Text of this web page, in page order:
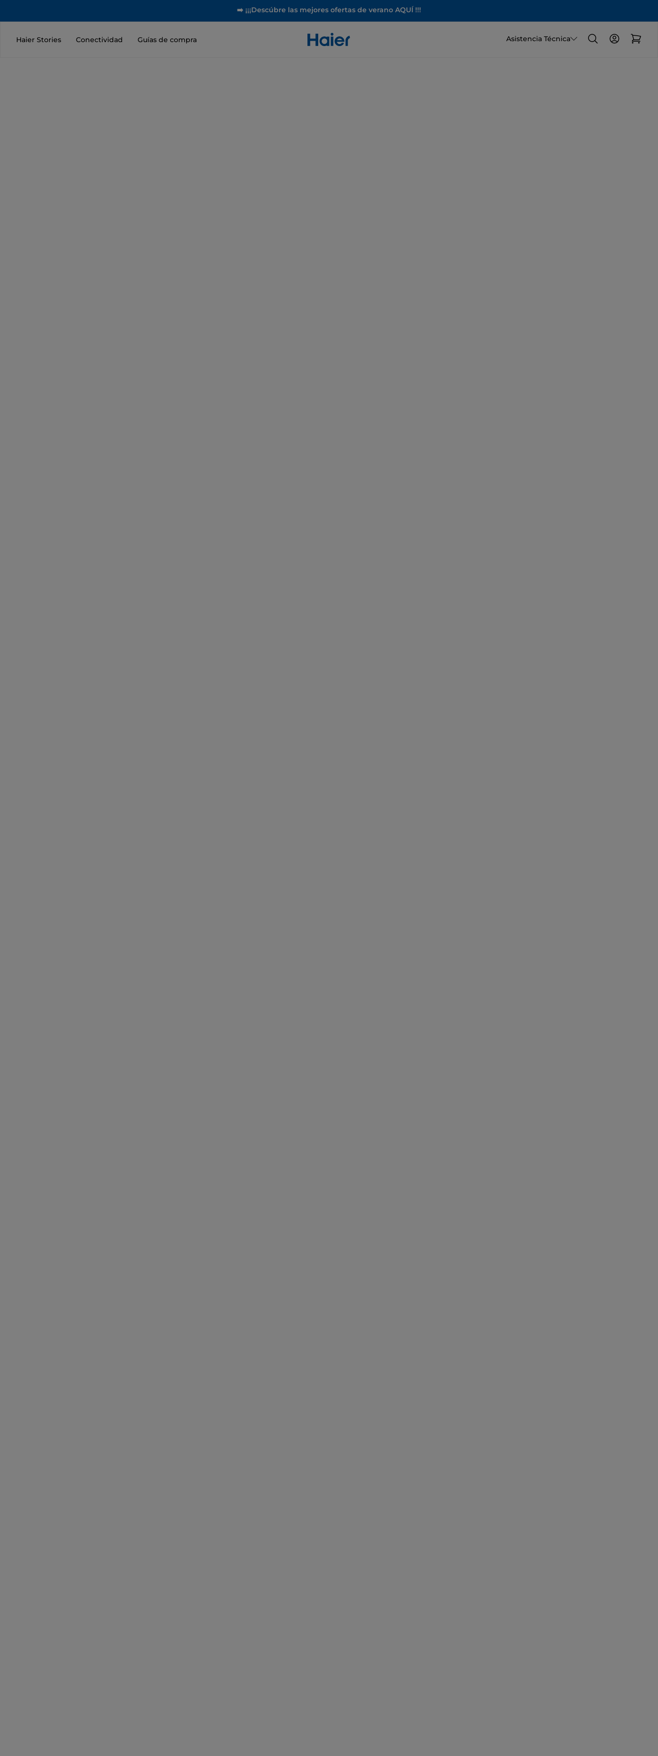
➡️ ¡¡¡Descúbre las mejores ofertas de verano AQUÍ !!!
Haier Stories Conectividad Guías de compra Asistencia Técnica